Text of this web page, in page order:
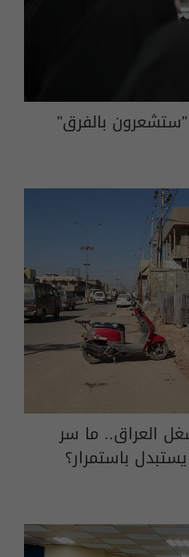
"ستشعرون بالفرق"
العراق.. ما سر
باستمرار؟